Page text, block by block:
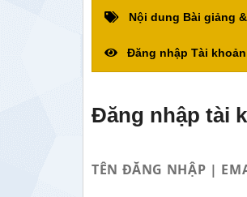
Nội dung Bài giảng
Đăng nhập Tài khoản
Đăng nhập tài
TÊN ĐĂNG NHẬP |